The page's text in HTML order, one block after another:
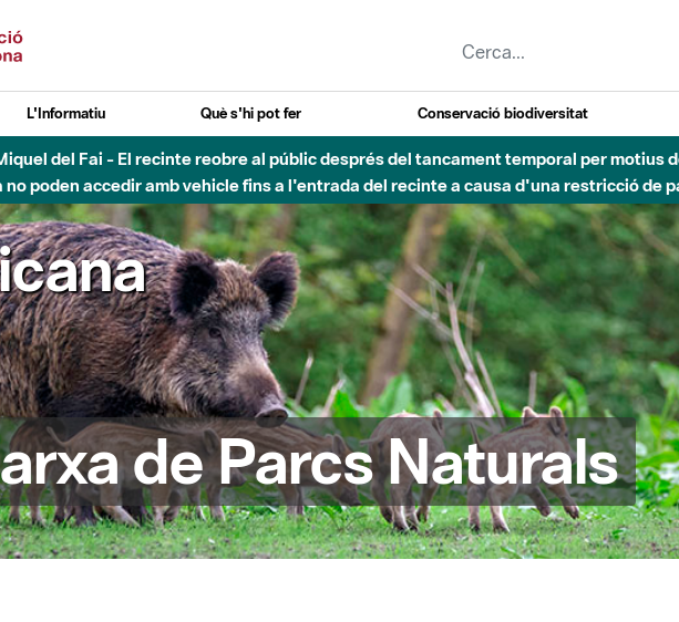
L'Informatiu Què s'hi pot fer Conservació biodiversitat
del Fai - El recinte reobre al públic després del tancament temporal per motius
poden accedir amb vehicle fins a l'entrada del recinte a causa d'una restricció de
de Parcs Naturals